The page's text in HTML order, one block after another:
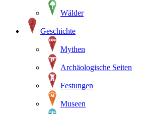
Wälder
Geschichte
Mythen
Archäologische Seiten
Festungen
Museen